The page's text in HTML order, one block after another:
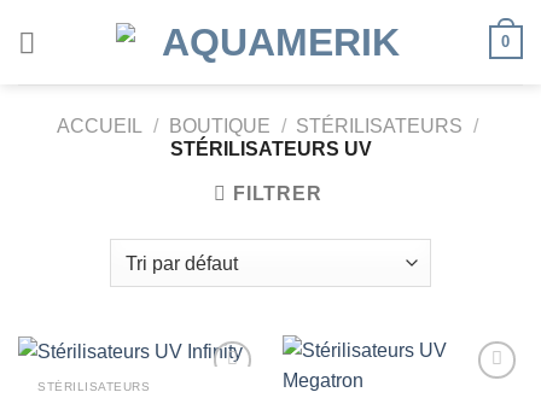
0
ACCUEIL / BOUTIQUE / STÉRILISATEURS /
STÉRILISATEURS UV
FILTRER
STÉRILISATEURS